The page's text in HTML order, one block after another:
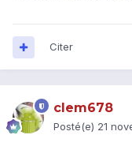
Citer
clem678
Posté(e) 21